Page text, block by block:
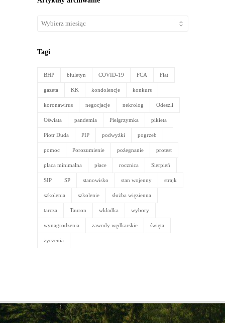
Artykuły
Tagi
BHP biuletyn COVID-19 FCA Fiat
gazeta KK kondolencje konkurs
koronawirus negocjacje nekrolog Odeszli
Oświata pandemia Pielgrzymka pikieta
Piotr Duda PIP podwyżki pogrzeb
pomoc Porozumienie pożegnanie protest
płaca minimalna płace rocznica Sierpień
SIP SP stanowisko stan wojenny strajk
szkolenia szkolenie służba więzienna
tarcza Tauron wkładka wybory
wynagrodzenia zawody wędkarskie święta
życzenia